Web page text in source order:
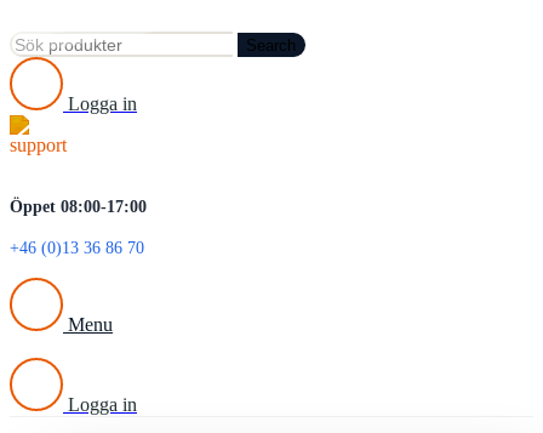
Search
Logga in
Öppet 08:00-17:00
+46 (0)13 36 86 70
Menu
Logga in